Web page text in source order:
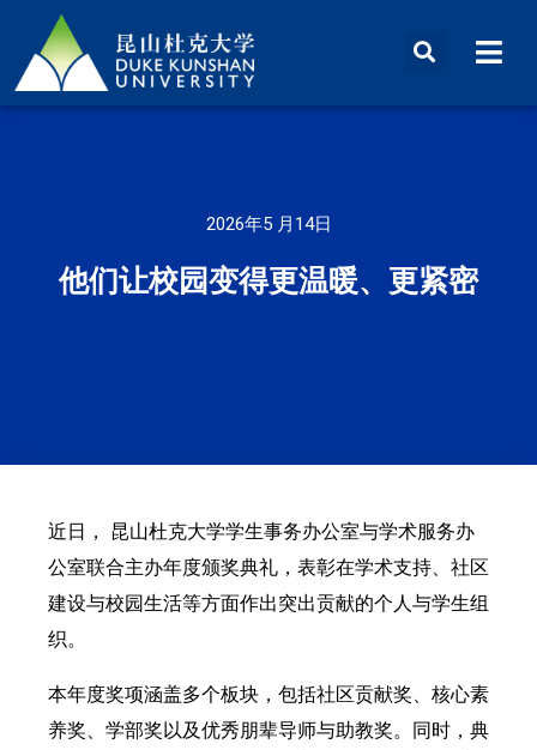
2026年5 月14日
他们让校园变得更温暖、更紧密
近日， 昆山杜克大学学生事务办公室与学术服务办
公室联合主办年度颁奖典礼，表彰在学术支持、社区
建设与校园生活等方面作出突出贡献的个人与学生组
织。
本年度奖项涵盖多个板块，包括社区贡献奖、核心素
养奖、学部奖以及优秀朋辈导师与助教奖。同时，典